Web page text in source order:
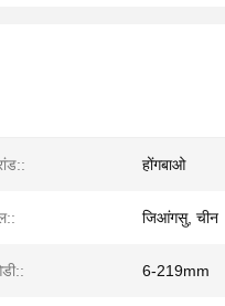
होंगबाओ
जिआंगसु, चीन
6-219mm